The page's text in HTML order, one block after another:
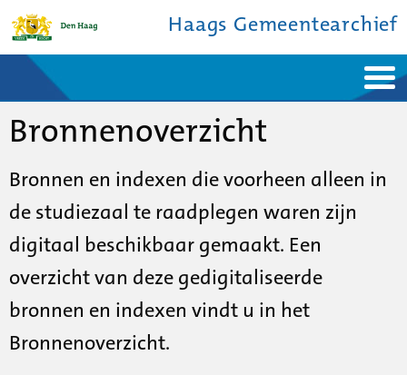
Haags Gemeentearchief
Nieuws
Ontdek de stad
De studiezaal
Contact
Bronnenoverzicht
Bronnen en indexen die voorheen alleen in
de studiezaal te raadplegen waren zijn
digitaal beschikbaar gemaakt. Een
overzicht van deze gedigitaliseerde
bronnen en indexen vindt u in het
Bronnenoverzicht.